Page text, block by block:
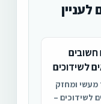
חשובים
לשידוכים
מעשי ומחזק
לשידוכים –